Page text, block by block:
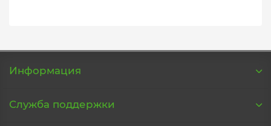
Информация
Служба поддержки